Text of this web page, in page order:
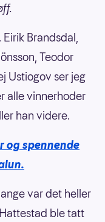
Brandsdal,
Teodor
Ustiogov ser jeg
alle vinnerhoder
han videre.
og spennende
var det heller
ble tatt